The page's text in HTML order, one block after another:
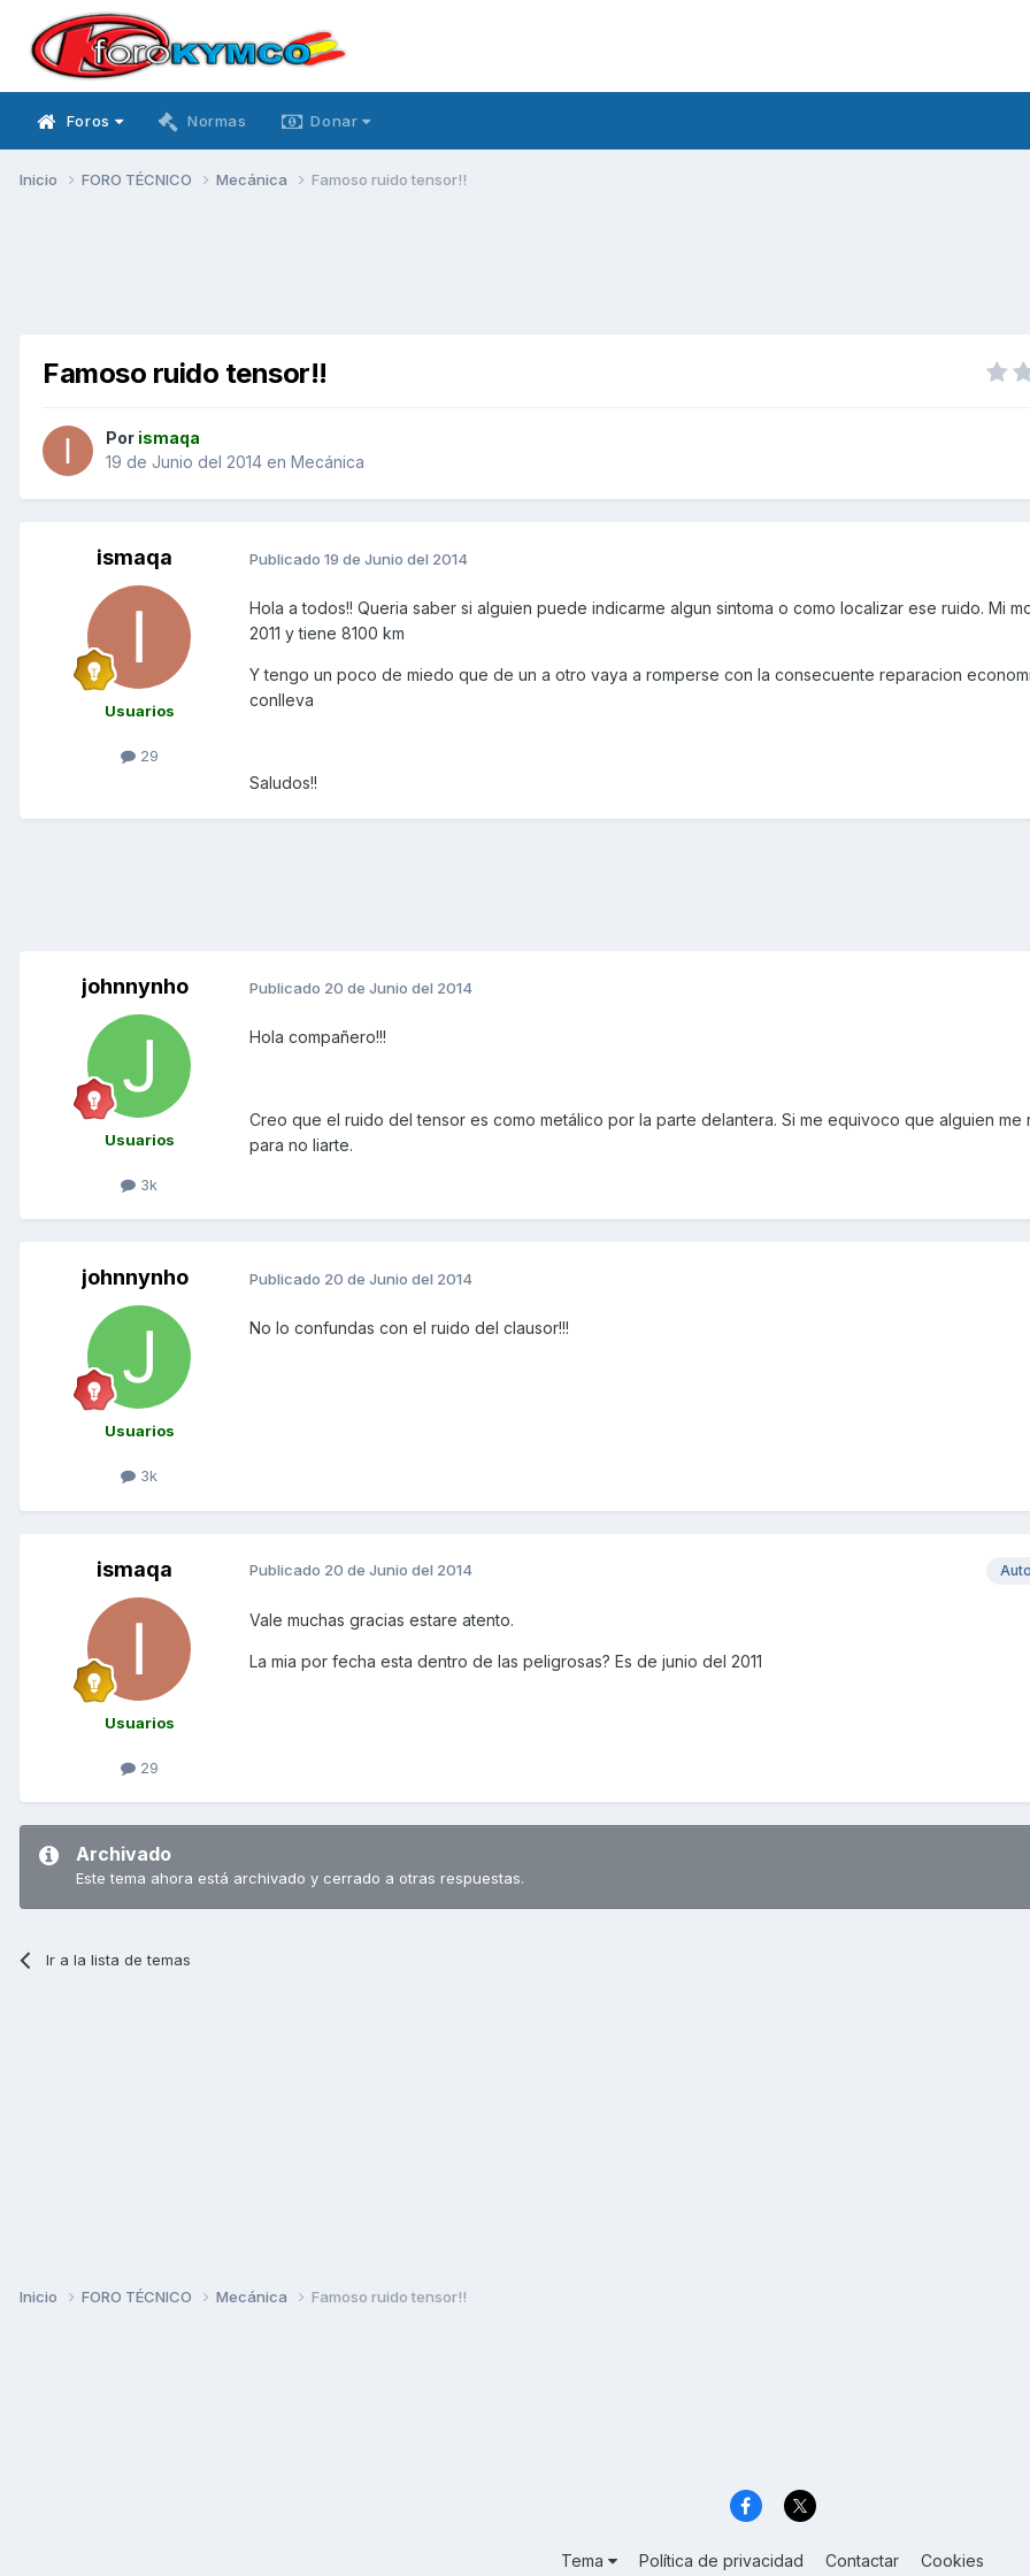
Foros Normas Donar
Inicio FORO TÉCNICO Mecánica Famoso ruido tensor!!
Famoso ruido tensor!!
Por ismaqa
19 de Junio del 2014 en Mecánica
ismaqa
Usuarios
29
Publicado 19 de Junio del 2014
Hola a todos!! Queria saber si alguien puede indicarme algun sintoma o como localizar ese ruido. Mi
2011 y tiene 8100 km
Y tengo un poco de miedo que de un a otro vaya a romperse con la consecuente reparacion
conlleva
Saludos!!
johnnynho
Usuarios
3k
Publicado 20 de Junio del 2014
Hola compañero!!!
Creo que el ruido del tensor es como metálico por la parte delantera. Si me equivoco que alguien me
para no liarte.
johnnynho
Usuarios
3k
Publicado 20 de Junio del 2014
No lo confundas con el ruido del clausor!!!
ismaqa
Usuarios
29
Publicado 20 de Junio del 2014
Vale muchas gracias estare atento.
La mia por fecha esta dentro de las peligrosas? Es de junio del 2011
Archivado
Este tema ahora está archivado y cerrado a otras respuestas.
Ir a la lista de temas
Inicio FORO TÉCNICO Mecánica Famoso ruido tensor!!
Tema Política de privacidad Contactar Cookies